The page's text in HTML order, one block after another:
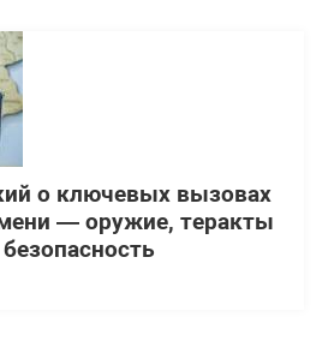
о ключевых вызовах
— оружие, теракты